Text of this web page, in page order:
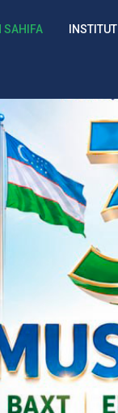
SAHIFA INSTITUT